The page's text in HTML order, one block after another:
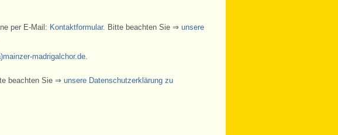
per E-Mail: Kontaktformular. Bitte beachten Sie ⇒ unsere
madrigalchor.de.
beachten Sie ⇒ unsere Datenschutzerklärung zu